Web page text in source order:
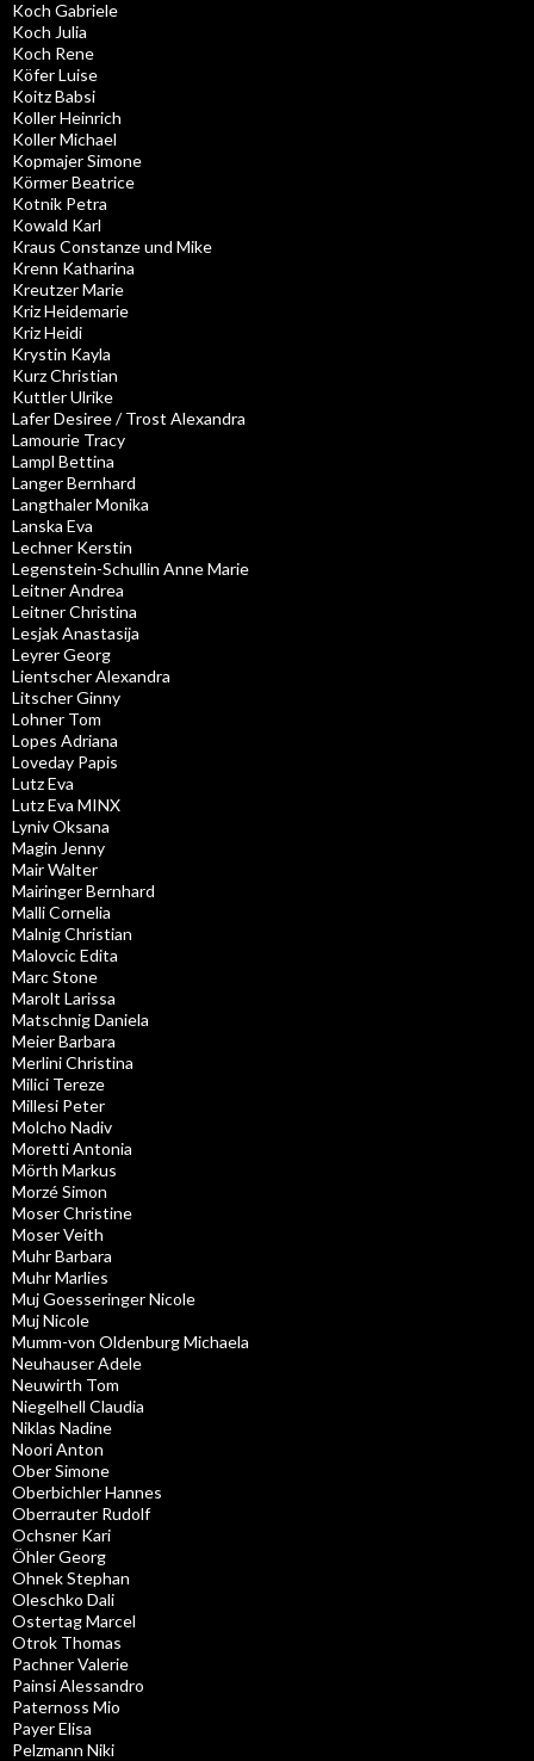
Koch Gabriele
Koch Julia
Koch Rene
Köfer Luise
Koitz Babsi
Koller Heinrich
Koller Michael
Kopmajer Simone
Körmer Beatrice
Kotnik Petra
Kowald Karl
Kraus Constanze und Mike
Krenn Katharina
Kreutzer Marie
Kriz Heidemarie
Kriz Heidi
Krystin Kayla
Kurz Christian
Kuttler Ulrike
Lafer Desiree / Trost Alexandra
Lamourie Tracy
Lampl Bettina
Langer Bernhard
Langthaler Monika
Lanska Eva
Lechner Kerstin
Legenstein-Schullin Anne Marie
Leitner Andrea
Leitner Christina
Lesjak Anastasija
Leyrer Georg
Lientscher Alexandra
Litscher Ginny
Lohner Tom
Lopes Adriana
Loveday Papis
Lutz Eva
Lutz Eva MINX
Lyniv Oksana
Magin Jenny
Mair Walter
Mairinger Bernhard
Malli Cornelia
Malnig Christian
Malovcic Edita
Marc Stone
Marolt Larissa
Matschnig Daniela
Meier Barbara
Merlini Christina
Milici Tereze
Millesi Peter
Molcho Nadiv
Moretti Antonia
Mörth Markus
Morzé Simon
Moser Christine
Moser Veith
Muhr Barbara
Muhr Marlies
Muj Goesseringer Nicole
Muj Nicole
Mumm-von Oldenburg Michaela
Neuhauser Adele
Neuwirth Tom
Niegelhell Claudia
Niklas Nadine
Noori Anton
Ober Simone
Oberbichler Hannes
Oberrauter Rudolf
Ochsner Kari
Öhler Georg
Ohnek Stephan
Oleschko Dali
Ostertag Marcel
Otrok Thomas
Pachner Valerie
Painsi Alessandro
Paternoss Mio
Payer Elisa
Pelzmann Niki